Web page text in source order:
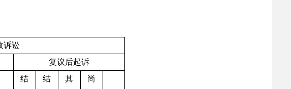
诉讼
复议后起诉
结
结
其
尚